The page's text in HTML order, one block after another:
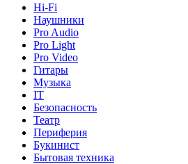
Hi-Fi
Наушники
Pro Audio
Pro Light
Pro Video
Гитары
Музыка
IT
Безопасность
Театр
Периферия
Букинист
Бытовая техника